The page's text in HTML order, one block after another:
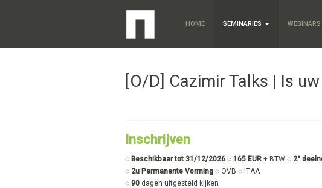
HOME SEMINARIES WEBINARS
[O/D] Cazimir Talks | Is
Inschrijven
◌ Beschikbaar tot 31/12/2026 ◌ 165 EUR + BTW ◌ 2°
◌ 2u Permanente Vorming ◌ OVB ◌ ITAA
◌ 90 dagen uitgesteld kijken